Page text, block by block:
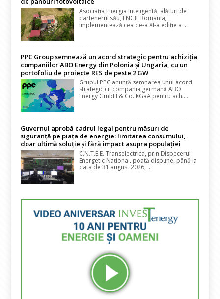
Asociația Energia Inteligentă, alături de
partenerul său, ENGIE Romania,
implementează cea de-a XI-a ediție a ...
PPC Group semnează un acord strategic pentru achiziția
companiilor ABO Energy din Polonia și Ungaria, cu un
portofoliu de proiecte RES de peste 2 GW
Grupul PPC anunță semnarea unui acord
strategic cu compania germană ABO
Energy GmbH & Co. KGaA pentru achi...
Guvernul aprobă cadrul legal pentru măsuri de
siguranță pe piața de energie: limitarea consumului,
doar ultimă soluție și fără impact asupra populației
C.N.T.E.E. Transelectrica, prin Dispecerul
Energetic Național, poată dispune, până la
data de 31 august 2026, ...